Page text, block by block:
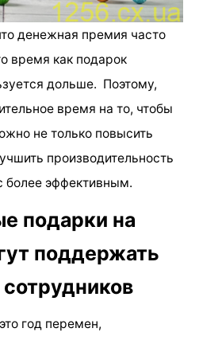
денежная премия часто
время как подарок
дольше. Поэтому,
время на то, чтобы
не только повысить
производительность
более эффективным.
подарки на
поддержать
год перемен,